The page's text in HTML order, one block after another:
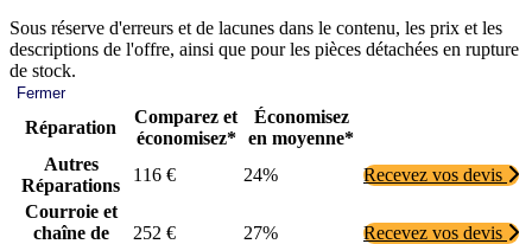
Sous réserve d'erreurs et de lacunes dans le contenu, les prix et les
descriptions de l'offre, ainsi que pour les pièces détachées en rupture
de stock.
Fermer
Réparation
Comparez et
économisez*
Économisez
en moyenne*
Autres
Réparations
116 € 24%
Recevez vos devis
Courroie et
chaîne de
252 € 27% Recevez vos devis